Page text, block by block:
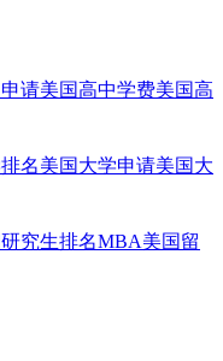
请美国高中学费美国高
名美国大学申请美国大
究生排名MBA美国留